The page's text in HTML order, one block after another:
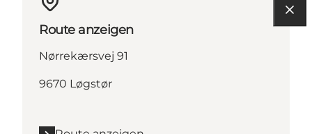
Route anzeigen
Nørrekærsvej 91
9670 Løgstør